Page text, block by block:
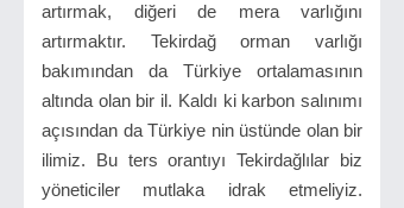
artırmak, diğeri de mera varlığını
artırmaktır. Tekirdağ orman varlığı
bakımından da Türkiye ortalamasının
altında olan bir il. Kaldı ki karbon salınımı
açısından da Türkiye nin üstünde olan bir
ilimiz. Bu ters orantıyı Tekirdağlılar biz
yöneticiler mutlaka idrak etmeliyiz.